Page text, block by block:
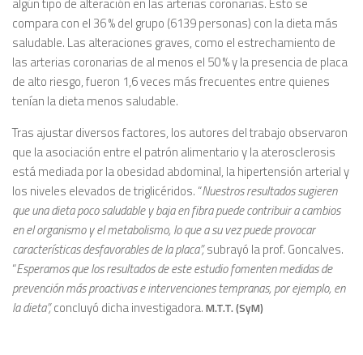
algún tipo de alteración en las arterias coronarias. Esto se
compara con el 36 % del grupo (6139 personas) con la dieta más
saludable. Las alteraciones graves, como el estrechamiento de
las arterias coronarias de al menos el 50 % y la presencia de placa
de alto riesgo, fueron 1,6 veces más frecuentes entre quienes
tenían la dieta menos saludable.
Tras ajustar diversos factores, los autores del trabajo observaron
que la asociación entre el patrón alimentario y la aterosclerosis
está mediada por la obesidad abdominal, la hipertensión arterial y
los niveles elevados de triglicéridos. “Nuestros resultados sugieren
que una dieta poco saludable y baja en fibra puede contribuir a cambios
en el organismo y el metabolismo, lo que a su vez puede provocar
características desfavorables de la placa”,subrayó la prof. Goncalves.
“Esperamos que los resultados de este estudio fomenten medidas de
prevención más proactivas e intervenciones tempranas, por ejemplo, en
la dieta”,concluyó dicha investigadora. M.T.T. (SyM)